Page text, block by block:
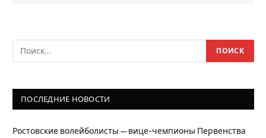
ПОСЛЕДНИЕ НОВОСТИ
Ростовские волейболисты — вице-чемпионы Первенства